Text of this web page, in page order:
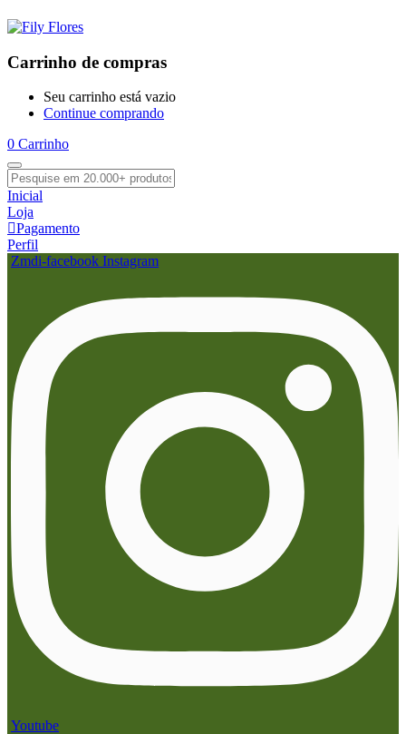
Carrinho de compras
Seu carrinho está vazio
Continue comprando
0 Carrinho
Inicial
Loja
Pagamento
Perfil
Zmdi-facebook Instagram
Youtube